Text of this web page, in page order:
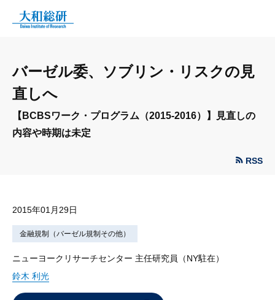
バーゼル委、ソブリン・リスクの見
直しへ
【BCBSワーク・プログラム（2015-2016）】見直しの
内容や時期は未定
RSS
2015年01月29日
金融規制（バーゼル規制その他）
ニューヨークリサーチセンター 主任研究員（NY駐在）
鈴木 利光